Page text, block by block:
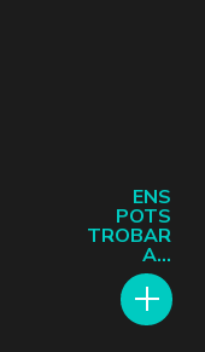
ENS
POTS
TROBAR
A...